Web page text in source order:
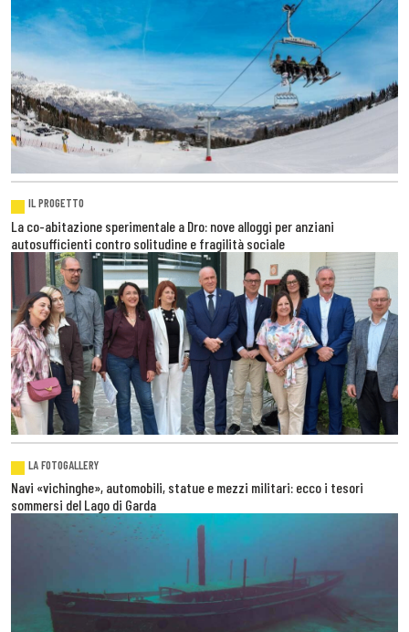
IL PROGETTO
La co-abitazione sperimentale a Dro: nove alloggi per anziani
autosufficienti contro solitudine e fragilità sociale
LA FOTOGALLERY
Navi «vichinghe», automobili, statue e mezzi militari: ecco i tesori
sommersi del Lago di Garda